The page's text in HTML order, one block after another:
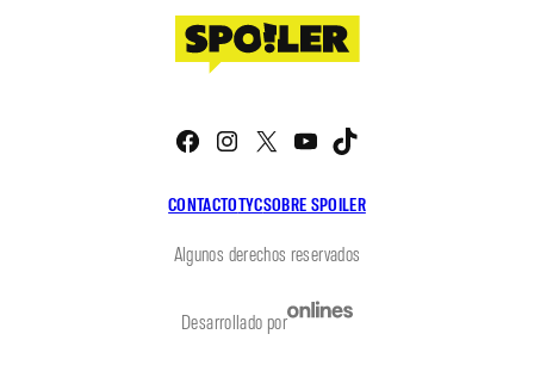
CONTACTOTYCSOBRE SPOILER
Facebook
Instagram
X YouTube
Algunos derechos reservados
Desarrollado por